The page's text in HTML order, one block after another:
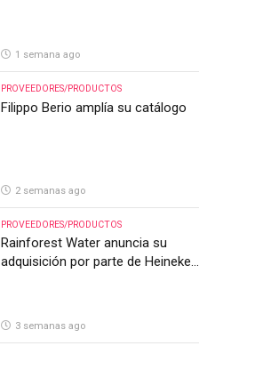
1 semana ago
PROVEEDORES/PRODUCTOS
Filippo Berio amplía su catálogo
2 semanas ago
PROVEEDORES/PRODUCTOS
Rainforest Water anuncia su
adquisición por parte de Heineken
3 semanas ago